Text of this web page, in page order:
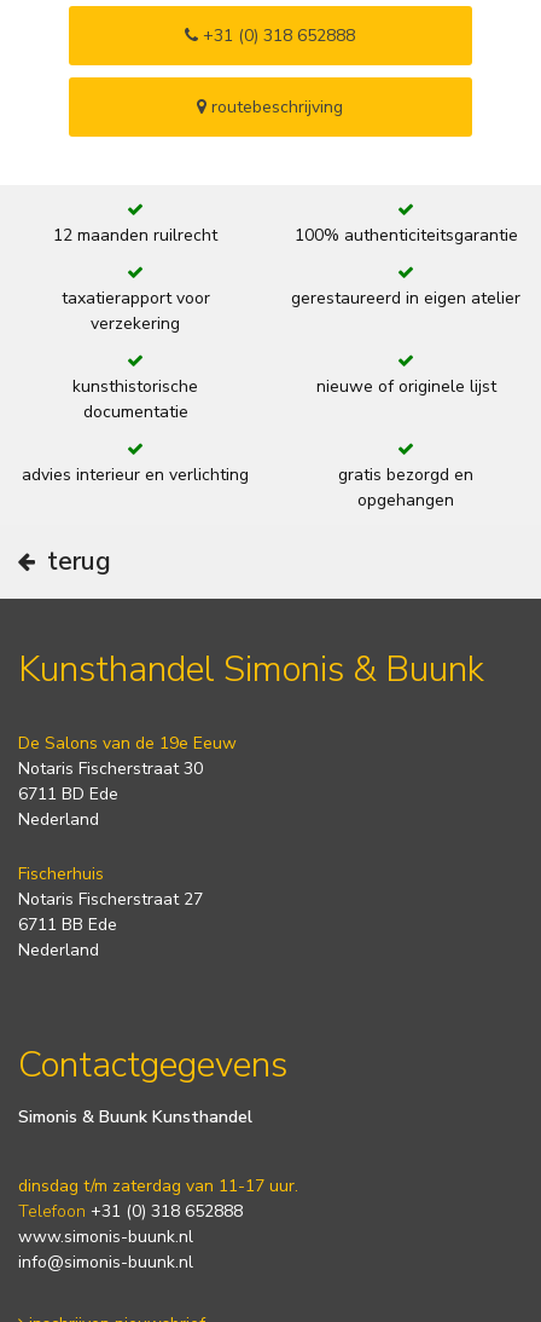
+31 (0) 318 652888
routebeschrijving
12 maanden ruilrecht 100% authenticiteitsgarantie
taxatierapport voor
verzekering
gerestaureerd in eigen atelier
kunsthistorische
documentatie
nieuwe of originele lijst
advies interieur en verlichting
gratis bezorgd en
opgehangen
terug
Kunsthandel Simonis & Buunk
De Salons van de 19e Eeuw
Notaris Fischerstraat 30
6711 BD Ede
Nederland
Fischerhuis
Notaris Fischerstraat 27
6711 BB Ede
Nederland
Contactgegevens
Simonis & Buunk Kunsthandel
dinsdag t/m zaterdag van 11-17 uur.
Telefoon +31 (0) 318 652888
www.simonis-buunk.nl
info@simonis-buunk.nl